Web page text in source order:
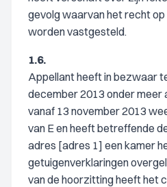
gevolg waarvan het recht
worden vastgesteld.
1.6.
Appellant heeft in bezwaar
december 2013 onder meer
vanaf 13 november 2013
van E en heeft betreffende
adres [adres 1] een kamer
getuigenverklaringen
van de hoorzitting heeft het